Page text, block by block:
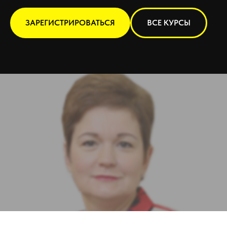
ЗАРЕГИСТРИРОВАТЬСЯ ВСЕ КУРСЫ